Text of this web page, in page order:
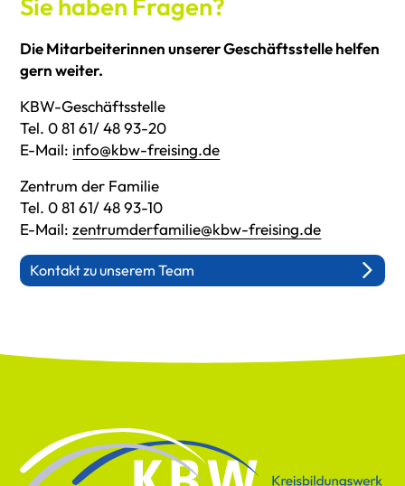
Sie haben Fragen?
Die Mitarbeiterinnen unserer Geschäftsstelle helfen
gern weiter.
KBW-Geschäftsstelle
Tel. 0 81 61/ 48 93-20
E-Mail: info@kbw-freising.de
Zentrum der Familie
Tel. 0 81 61/ 48 93-10
E-Mail:zentrumderfamilie@kbw-freising.de
Kontakt zu unserem Team